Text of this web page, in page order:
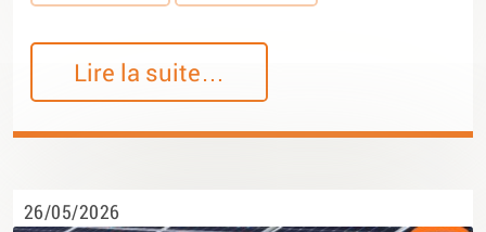
Lire la suite…
26/05/2026